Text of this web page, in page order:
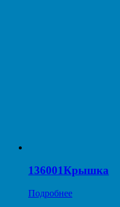
136001Крышка
Подробнее